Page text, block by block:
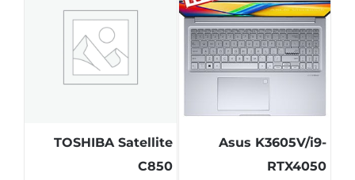
Asus K3605V/i9-
RTX4050
TOSHIBA Satellite
C850